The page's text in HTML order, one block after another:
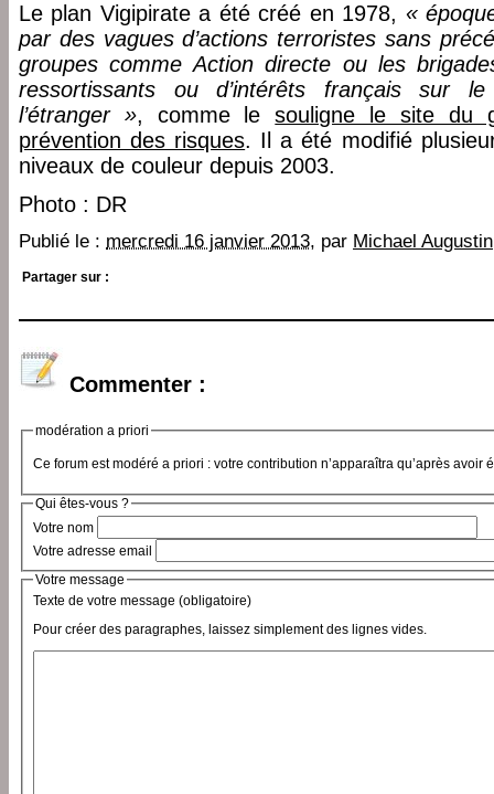
Le plan Vigipirate a été créé en 1978, «
par des vagues d’actions terroristes sans
groupes comme Action directe ou les
ressortissants ou d’intérêts français sur
l’étranger », comme lesouligne le site du
prévention des risques. Il a été modifié
niveaux de couleur depuis 2003.
Photo : DR
Publié le : mercredi 16 janvier 2013, par Michael Augustin
Partager sur :
Commenter :
modération a priori
Ce forum est modéré a priori : votre contribution n’apparaîtra qu’après avoir
Qui êtes-vous ?
Votre nom
Votre adresse email
Votre message
Texte de votre message (obligatoire)
Pour créer des paragraphes, laissez simplement des lignes vides.